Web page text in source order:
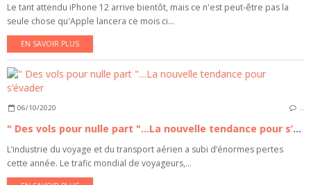
Le tant attendu iPhone 12 arrive bientôt, mais ce n'est peut-être pas la
seule chose qu'Apple lancera ce mois ci...
EN SAVOIR PLUS
06/10/2020 …
" Des vols pour nulle part "…La nouvelle tendance pour s’évader
L’industrie du voyage et du transport aérien a subi d’énormes pertes
cette année. Le trafic mondial de voyageurs,...